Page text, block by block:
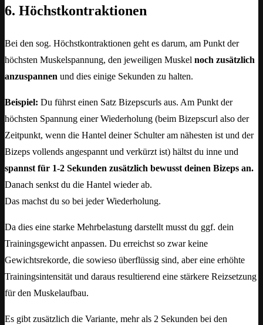
6. Höchstkontraktionen
Bei den sog. Höchstkontraktionen geht es darum, am Punkt der
höchsten Muskelspannung, den jeweiligen Muskel noch zusätzlich
anzuspannen und dies einige Sekunden zu halten.
Beispiel: Du führst einen Satz Bizepscurls aus. Am Punkt der
höchsten Spannung einer Wiederholung (beim Bizepscurl also der
Zeitpunkt, wenn die Hantel deiner Schulter am nähesten ist und der
Bizeps vollends angespannt und verkürzt ist) hältst du inne und
spannst für 1-2 Sekunden zusätzlich bewusst deinen Bizeps an.
Danach senkst du die Hantel wieder ab.
Das machst du so bei jeder Wiederholung.
Da dies eine starke Mehrbelastung darstellt musst du ggf. dein
Trainingsgewicht anpassen. Du erreichst so zwar keine
Gewichtsrekorde, die sowieso überflüssig sind, aber eine erhöhte
Trainingsintensität und daraus resultierend eine stärkere Reizsetzung
für den Muskelaufbau.
Es gibt zusätzlich die Variante, mehr als 2 Sekunden bei den